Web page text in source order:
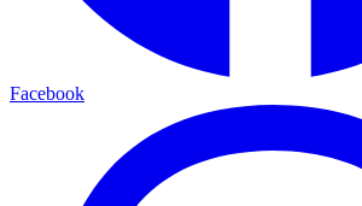
Facebook